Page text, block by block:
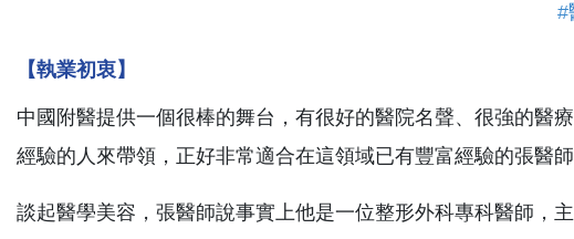
#
【執業初衷】
中國附醫提供一個很棒的舞台，有很好的醫院名聲、很強的醫
經驗的人來帶領，正好非常適合在這領域已有豐富經驗的張醫
談起醫學美容，張醫師說事實上他是一位整形外科專科醫師，